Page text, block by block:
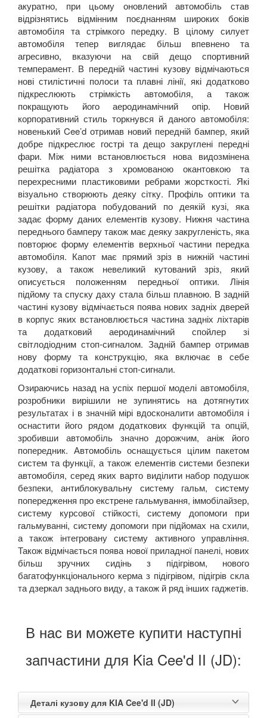
акуратно, при цьому оновлений автомобіль став
відрізнятись відмінним поєднанням широких боків
автомобіля та стрімкого передку. В цілому силует
автомобіля тепер виглядає більш впевнено та
агресивно, вказуючи на свій дещо спортивний
темперамент. В передній частині кузову відмічаються
нові стилістичні полоси та плавні лінії, які додатково
підкреслюють стрімкість автомобіля, а також
покращують його аеродинамічний опір. Новий
корпоративний стиль торкнувся й даного автомобіля:
новенький Cee’d отримав новий передній бампер, який
добре підкреслює гострі та дещо закруглені передні
фари. Між ними встановлюється нова видозмінена
решітка радіатора з хромованою окантовкою та
перехресними пластиковими ребрами жорсткості. Які
візуально створюють деяку сітку. Профіль оптики та
решітки радіатора побудований по деякій кузі, яка
задає форму даних елементів кузову. Нижня частина
переднього бамперу також має деяку закругленість, яка
повторює форму елементів верхньої частини передка
автомобіля. Капот має прямий зріз в нижній частині
кузову, а також невеликий кутований зріз, який
описується положенням передньої оптики. Лінія
підйому та спуску даху стала більш плавною. В задній
частині кузову відмічається поява нових задніх дверей
в корпус яких встановлюється частина задніх ліхтарів
та додатковий аеродинамічний спойлер зі
світлодіодним стоп-сигналом. Задній бампер отримав
нову форму та конструкцію, яка включає в себе
додаткові горизонтальні стоп-сигнали.
Озираючись назад на успіх першої моделі автомобіля,
розробники вирішили не зупинятись на дотягнутих
результатах і в значній мірі вдосконалити автомобіля і
оснастити його рядом додаткових функцій та опцій,
зробивши автомобіль значно дорожчим, аніж його
попередник. Автомобіль оснащується цілим пакетом
систем та функції, а також елементів системи безпеки
автомобіля, серед яких варто виділити набор подушок
безпеки, антиблокувальну систему гальм, систему
попередження про екстрене гальмування, іммобілайзер,
систему курсової стійкості, систему допомоги при
гальмуванні, систему допомоги при підйомах на схили,
а також інтегровану систему активного управління.
Також відмічається поява нової приладної панелі, нових
більш зручних сидінь з підігрівом, нового
багатофункціонального керма з підігрівом, підігрів скла
та дзеркал заднього виду, а також й ряд інших гаджетів.
В нас ви можете купити наступні
запчастини для Kia Cee'd II (JD):
Деталі кузову для KIA Cee'd II (JD)